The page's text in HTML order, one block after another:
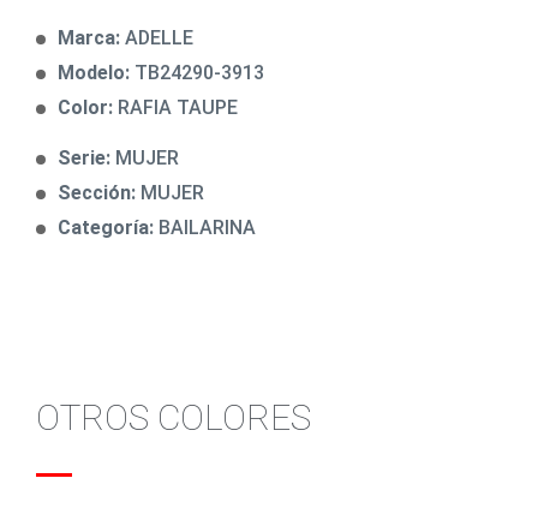
Marca: ADELLE
Modelo: TB24290-3913
Color: RAFIA TAUPE
Serie: MUJER
Sección: MUJER
Categoría: BAILARINA
OTROS COLORES